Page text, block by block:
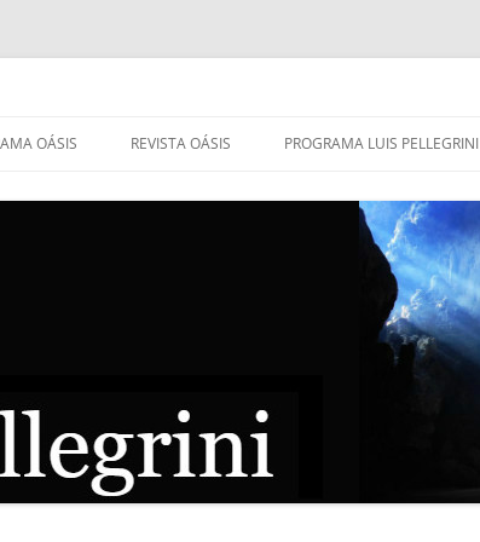
OÁSIS REVISTA OÁSIS PROGRAMA LUIS PELLEGRINI